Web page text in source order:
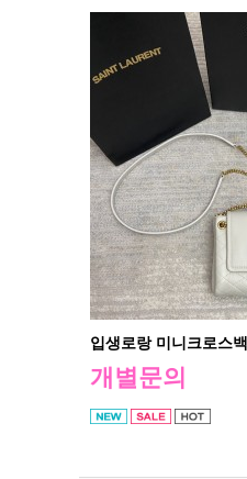
입생로랑 미니크로스백
개별문의